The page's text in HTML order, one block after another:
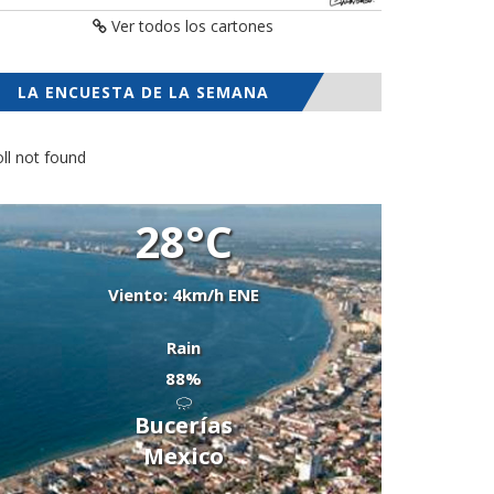
Ver todos los cartones
LA ENCUESTA DE LA SEMANA
not found
28°C
Viento: 4km/h ENE
Rain
88%
Bucerías
Mexico